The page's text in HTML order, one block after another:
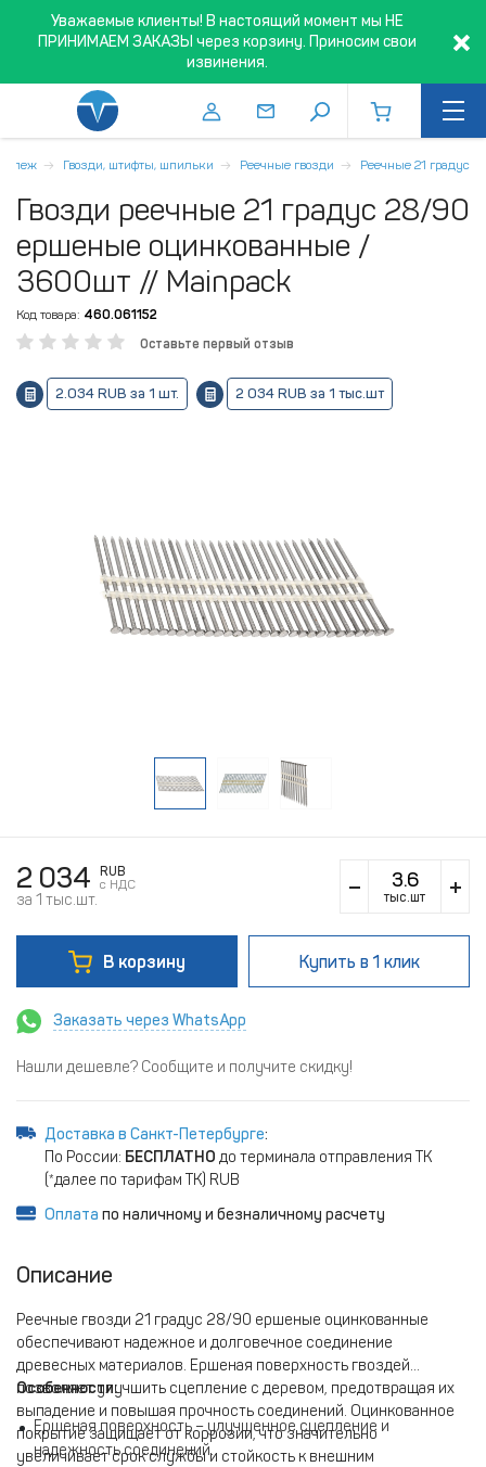
Уважаемые клиенты! В настоящий момент мы НЕ
ПРИНИМАЕМ ЗАКАЗЫ через корзину. Приносим свои
извинения.
Гвозди, штифты, шпильки Реечные гвозди Реечные 21 градус
Гвозди реечные 21 градус 28/90
ершеные оцинкованные /
3600шт // Mainpack
Код товара: 460.061152
Оставьте первый отзыв
2.034 RUB за 1 шт. 2 034 RUB за 1 тыс.шт
2 034
RUB
c НДС
за 1 тыс.шт. тыс.шт
В корзину Купить в 1 клик
Заказать через WhatsApp
Нашли дешевле? Сообщите и получите скидку!
Доставка в Санкт-Петербурге:
По России: БЕСПЛАТНО до терминала отправления ТК
(*далее по тарифам ТК) RUB
Оплата по наличному и безналичному расчету
Описание
Реечные гвозди 21 градус 28/90 ершеные оцинкованные
обеспечивают надежное и долговечное соединение
древесных материалов. Ершеная поверхность гвоздей
позволяет улучшить сцепление с деревом, предотвращая их
выпадение и повышая прочность соединений. Оцинкованное
покрытие защищает от коррозии, что значительно
увеличивает срок службы и стойкость к внешним
Особенности:
Ершеная поверхность – улучшенное сцепление и
надежность соединений.